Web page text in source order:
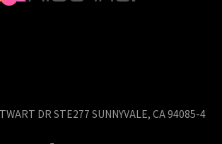
DR STE277 SUNNYVALE, CA 94085-4